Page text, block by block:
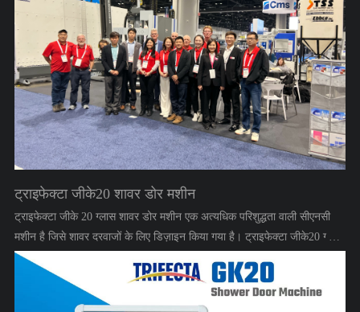
ऐलेन@जीटीएममशीन.कॉम हम बूथ 23153 पर आपका स्वागत करने के लिए इंतजार
नहीं कर सकते! #ग्लासबिल्डअमेरिका #ग्लासबिल्डअमेरिका2025 #शॉवरदरवाजाकांच
#शावरद्वार
ट्राइफेक्टा जीके20 शावर डोर मशीन
ट्राइफेक्टा जीके 20 ग्लास शावर डोर मशीन एक अत्यधिक परिशुद्धता वाली सीएनसी
मशीन है जिसे शावर दरवाजों के लिए डिज़ाइन किया गया है। ट्राइफेक्टा जीके20 ग्लास
शॉवर डोर कट आउट मशीन, ड्रिलिंग, काटने और मिलिंग के लिए तीन स्वतंत्र
कार्यशील हेड से सुसज्जित है।